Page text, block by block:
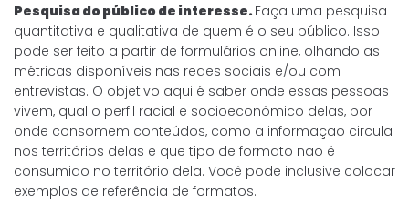
Pesquisa do público de interesse. Faça uma pesquisa
quantitativa e qualitativa de quem é o seu público. Isso
pode ser feito a partir de formulários online, olhando as
métricas disponíveis nas redes sociais e/ou com
entrevistas. O objetivo aqui é saber onde essas pessoas
vivem, qual o perfil racial e socioeconômico delas, por
onde consomem conteúdos, como a informação circula
nos territórios delas e que tipo de formato não é
consumido no território dela. Você pode inclusive colocar
exemplos de referência de formatos.